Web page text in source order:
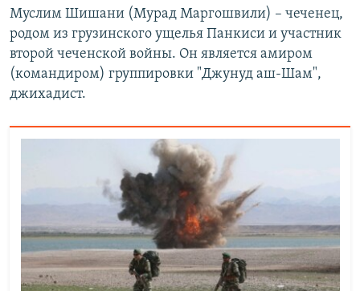
Муслим Шишани (Мурад Маргошвили) – чеченец,
родом из грузинского ущелья Панкиси и участник
второй чеченской войны. Он является амиром
(командиром) группировки "Джунуд аш-Шам",
джихадист.​